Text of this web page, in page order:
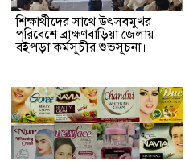
শিক্ষার্থীদের সাথে উৎসবমুখর
পরিবেশে ব্রাক্ষণবাড়িয়া জেলায়
বইপড়া কর্মসূচীর শুভসূচনা।